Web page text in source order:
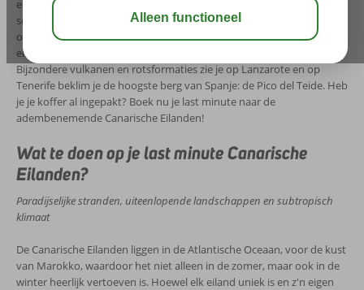
eens een vakantie naar de schitterende Canarische Eilanden. Hier
schijnt maar liefst minimaal 200 dagen per jaar de zon! Dompel je
onder in een oase van rust op Fuerteventura of struin over de
eindeloze zandstrook van Playa des Ingles op Gran Canaria.
Bijzondere vulkanen en rotsformaties zie je op Lanzarote en op
Tenerife beklim je de hoogste berg van Spanje: de Pico del Teide. Heb
je je koffer al ingepakt? Boek nu je last minute naar de
adembenemende Canarische Eilanden!
Wat te doen op je last minute Canarische
Eilanden?
Paradijselijke stranden, uiteenlopende landschappen en subtropisch
klimaat
De Canarische Eilanden liggen in de Atlantische Oceaan, voor de kust
van Marokko, waardoor het niet alleen in de zomer, maar ook in de
winter heerlijk vertoeven is. Hoewel elk eiland uniek is en z'n eigen